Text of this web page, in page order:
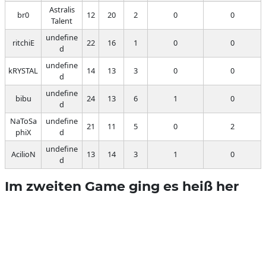
br0
Astralis
Talent
12 20 2 0 0
ritchiE
undefine
d
22 16 1 0 0
kRYSTAL
undefine
d
14 13 3 0 0
bibu
undefine
d
24 13 6 1 0
NaToSa
phiX
undefine
d
21 11 5 0 2
AcilioN
undefine
d
13 14 3 1 0
Im zweiten Game ging es heiß her